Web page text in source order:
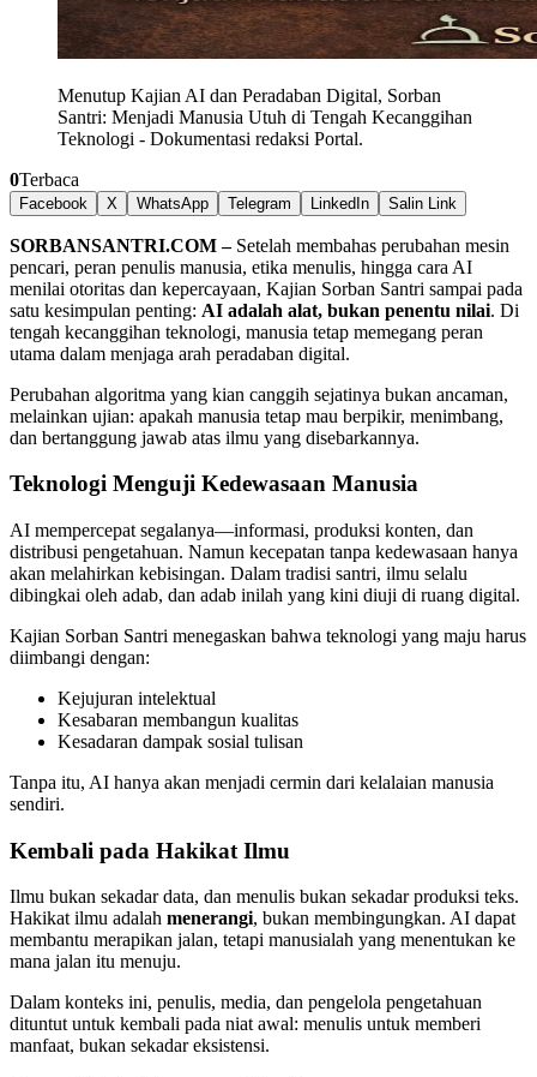
Menutup Kajian AI dan Peradaban Digital, Sorban
Santri: Menjadi Manusia Utuh di Tengah Kecanggihan
Teknologi - Dokumentasi redaksi Portal.
0Terbaca
Facebook X WhatsApp Telegram LinkedIn Salin Link
SORBANSANTRI.COM –Setelah membahas perubahan mesin
pencari, peran penulis manusia, etika menulis, hingga cara AI
menilai otoritas dan kepercayaan, Kajian Sorban Santri sampai pada
satu kesimpulan penting: AI adalah alat, bukan penentu nilai. Di
tengah kecanggihan teknologi, manusia tetap memegang peran
utama dalam menjaga arah peradaban digital.
Perubahan algoritma yang kian canggih sejatinya bukan ancaman,
melainkan ujian: apakah manusia tetap mau berpikir, menimbang,
dan bertanggung jawab atas ilmu yang disebarkannya.
Teknologi Menguji Kedewasaan Manusia
AI mempercepat segalanya—informasi, produksi konten, dan
distribusi pengetahuan. Namun kecepatan tanpa kedewasaan hanya
akan melahirkan kebisingan. Dalam tradisi santri, ilmu selalu
dibingkai oleh adab, dan adab inilah yang kini diuji di ruang digital.
Kajian Sorban Santri menegaskan bahwa teknologi yang maju harus
diimbangi dengan:
Kejujuran intelektual
Kesabaran membangun kualitas
Kesadaran dampak sosial tulisan
Tanpa itu, AI hanya akan menjadi cermin dari kelalaian manusia
sendiri.
Kembali pada Hakikat Ilmu
Ilmu bukan sekadar data, dan menulis bukan sekadar produksi teks.
Hakikat ilmu adalah menerangi, bukan membingungkan. AI dapat
membantu merapikan jalan, tetapi manusialah yang menentukan ke
mana jalan itu menuju.
Dalam konteks ini, penulis, media, dan pengelola pengetahuan
dituntut untuk kembali pada niat awal: menulis untuk memberi
manfaat, bukan sekadar eksistensi.